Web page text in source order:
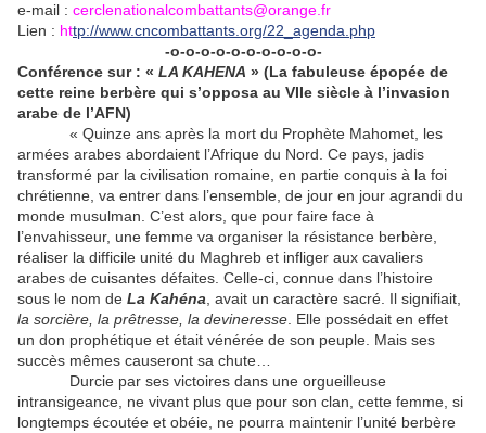
e-mail : cerclenationalcombattants@orange.fr
Lien : http://www.cncombattants.org/22_agenda.php
-o-o-o-o-o-o-o-o-o-o-
Conférence sur : « LA KAHENA » (La fabuleuse épopée de
cette reine berbère qui s’opposa au VIIe siècle à l’invasion
arabe de l’AFN)
« Quinze ans après la mort du Prophète Mahomet, les
armées arabes abordaient l’Afrique du Nord. Ce pays, jadis
transformé par la civilisation romaine, en partie conquis à la foi
chrétienne, va entrer dans l’ensemble, de jour en jour agrandi du
monde musulman. C’est alors, que pour faire face à
l’envahisseur, une femme va organiser la résistance berbère,
réaliser la difficile unité du Maghreb et infliger aux cavaliers
arabes de cuisantes défaites. Celle-ci, connue dans l’histoire
sous le nom de La Kahéna, avait un caractère sacré. Il signifiait,
la sorcière, la prêtresse, la devineresse. Elle possédait en effet
un don prophétique et était vénérée de son peuple. Mais ses
succès mêmes causeront sa chute…
Durcie par ses victoires dans une orgueilleuse
intransigeance, ne vivant plus que pour son clan, cette femme, si
longtemps écoutée et obéie, ne pourra maintenir l’unité berbère